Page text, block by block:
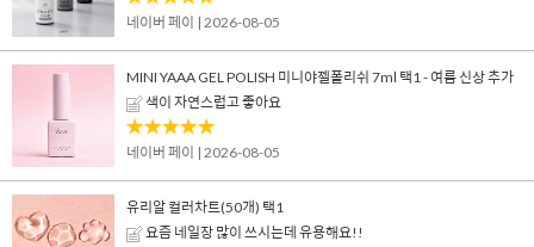
네이버 페이 | 2026-08-05
MINI YAAA GEL POLISH 미니야젤폴리쉬 7ml 택1 - 여름 신상 추가
색이 자연스럽고 좋아요
네이버 페이 | 2026-08-05
유리알 컬러차트(50개) 택1
요즘 네일장 많이 쓰시는데 유용해요!!